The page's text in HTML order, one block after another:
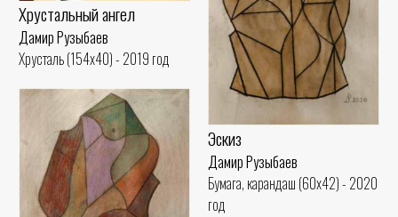
Хрустальный ангел
Дамир Рузыбаев
Хрусталь (154x40) - 2019 год
Эскиз
Дамир Рузыбаев
Бумага, карандаш (60x42) - 2020
год